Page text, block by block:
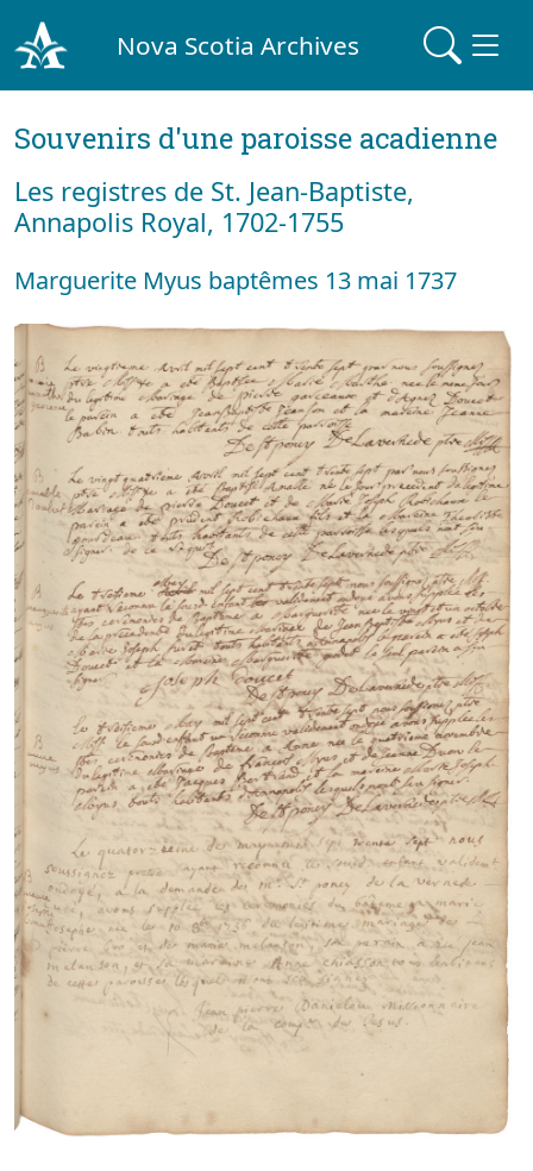
Nova Scotia Archives
Souvenirs d'une paroisse acadienne
Les registres de St. Jean-Baptiste,
Annapolis Royal, 1702-1755
Marguerite Myus baptêmes 13 mai 1737